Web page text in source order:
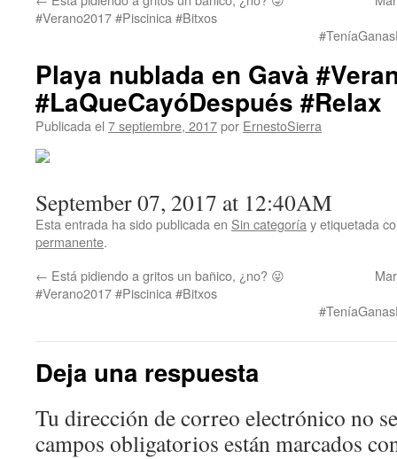
#Verano2017 #Piscinica #Bitxos
Playa nublada en Gavà
#LaQueCayóDespués #Relax
Publicada el 7 septiembre, 2017por ErnestoSierra
September 07, 2017 at 12:40AM
Esta entrada ha sido publicada en Sin categoría y etiquetada
permanente.
← Está pidiendo a gritos un bañico, ¿no? 😜
#Verano2017 #Piscinica #Bitxos
Deja una respuesta
Tu dirección de correo electrónico no
campos obligatorios están marcados